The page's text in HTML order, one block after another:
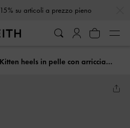
15% su articoli a prezzo pieno
Kitten heels in pelle con arricciatura